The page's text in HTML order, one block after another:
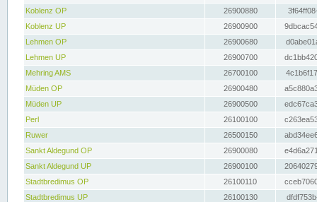
Koblenz OP
26900880
Koblenz UP
26900900
Lehmen OP
26900680
Lehmen UP
26900700
Mehring AMS
26700100
Müden OP
26900480
Müden UP
26900500
Perl
26100100
Ruwer
26500150
Sankt Aldegund OP
26900080
Sankt Aldegund UP
26900100
Stadtbredimus OP
26100110
Stadtbredimus UP
26100130